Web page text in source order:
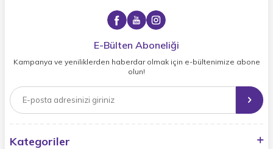
E-Bülten Aboneliği
Kampanya ve yeniliklerden haberdar olmak için e-bültenimize abone
olun!
Kategoriler